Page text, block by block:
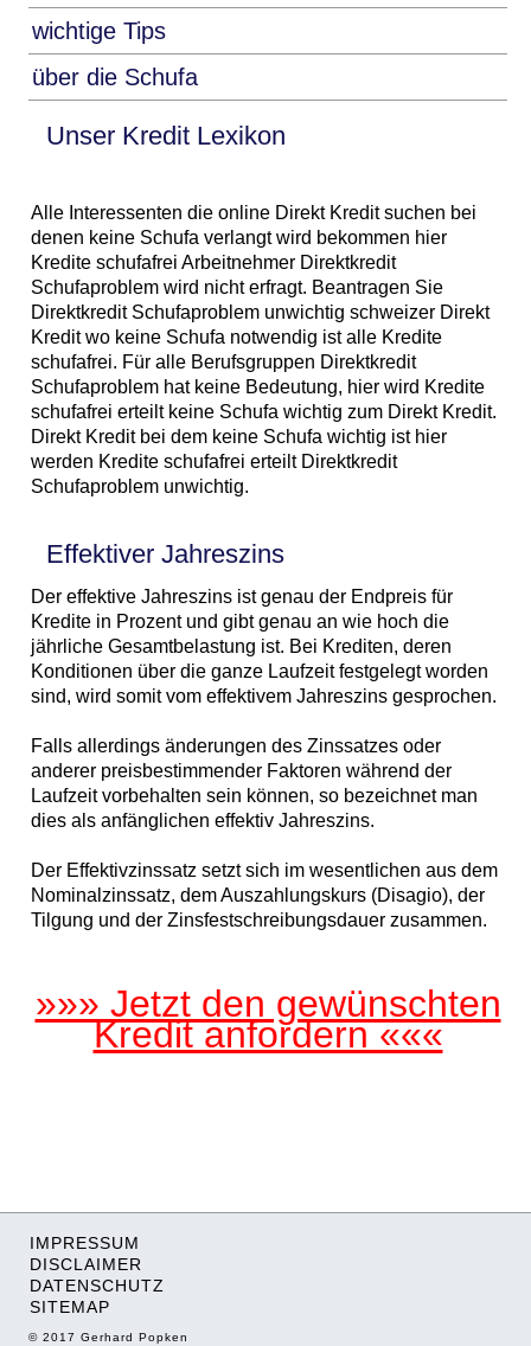
wichtige Tips
über die Schufa
Unser Kredit Lexikon
Alle Interessenten die online Direkt Kredit suchen bei
denen keine Schufa verlangt wird bekommen hier
Kredite schufafrei Arbeitnehmer Direktkredit
Schufaproblem wird nicht erfragt. Beantragen Sie
Direktkredit Schufaproblem unwichtig schweizer Direkt
Kredit wo keine Schufa notwendig ist alle Kredite
schufafrei. Für alle Berufsgruppen Direktkredit
Schufaproblem hat keine Bedeutung, hier wird Kredite
schufafrei erteilt keine Schufa wichtig zum Direkt Kredit.
Direkt Kredit bei dem keine Schufa wichtig ist hier
werden Kredite schufafrei erteilt Direktkredit
Schufaproblem unwichtig.
Effektiver Jahreszins
Der effektive Jahreszins ist genau der Endpreis für
Kredite in Prozent und gibt genau an wie hoch die
jährliche Gesamtbelastung ist. Bei Krediten, deren
Konditionen über die ganze Laufzeit festgelegt worden
sind, wird somit vom effektivem Jahreszins gesprochen.
Falls allerdings änderungen des Zinssatzes oder
anderer preisbestimmender Faktoren während der
Laufzeit vorbehalten sein können, so bezeichnet man
dies als anfänglichen effektiv Jahreszins.
Der Effektivzinssatz setzt sich im wesentlichen aus dem
Nominalzinssatz, dem Auszahlungskurs (Disagio), der
Tilgung und der Zinsfestschreibungsdauer zusammen.
»»» Jetzt den gewünschten
Kredit anfordern «««
IMPRESSUM
DISCLAIMER
DATENSCHUTZ
SITEMAP
© 2017 Gerhard Popken